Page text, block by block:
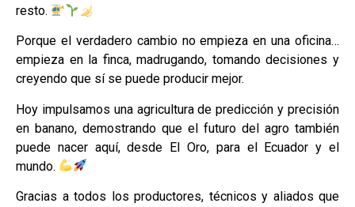
resto.
Porque el verdadero cambio no empieza en una oficina…
empieza en la finca, madrugando, tomando decisiones y
creyendo que sí se puede producir mejor.
Hoy impulsamos una agricultura de predicción y precisión
en banano, demostrando que el futuro del agro también
puede nacer aquí, desde El Oro, para el Ecuador y el
mundo.
Gracias a todos los productores, técnicos y aliados que